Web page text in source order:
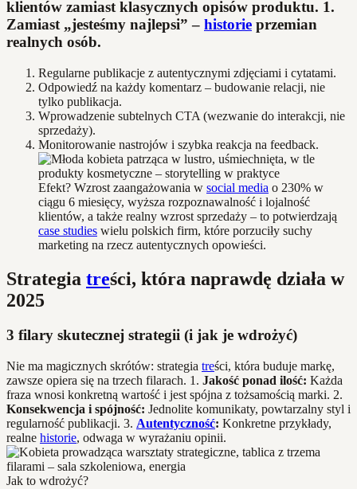
klientów zamiast klasycznych opisów produktu. 1.
Zamiast „jesteśmy najlepsi” – historie przemian
realnych osób.
Regularne publikacje z autentycznymi zdjęciami i cytatami.
Odpowiedź na każdy komentarz – budowanie relacji, nie
tylko publikacja.
Wprowadzenie subtelnych CTA (wezwanie do interakcji, nie
sprzedaży).
Monitorowanie nastrojów i szybka reakcja na feedback.
Efekt? Wzrost zaangażowania w social media o 230% w
ciągu 6 miesięcy, wyższa rozpoznawalność i lojalność
klientów, a także realny wzrost sprzedaży – to potwierdzają
case studies wielu polskich firm, które porzuciły suchy
marketing na rzecz autentycznych opowieści.
Strategia treści, która naprawdę działa w
2025
3 filary skutecznej strategii (i jak je wdrożyć)
Nie ma magicznych skrótów: strategia treści, która buduje markę,
zawsze opiera się na trzech filarach. 1. Jakość ponad ilość: Każda
fraza wnosi konkretną wartość i jest spójna z tożsamością marki. 2.
Konsekwencja i spójność: Jednolite komunikaty, powtarzalny styl i
regularność publikacji. 3. Autentyczność: Konkretne przykłady,
realne historie, odwaga w wyrażaniu opinii.
Jak to wdrożyć?